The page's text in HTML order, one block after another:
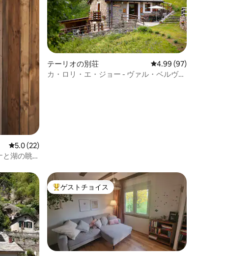
レビュー22件、5つ星中5.0つ星の平均評価
5.0 (22)
と湖の眺
テーリオの別荘 レビュー97件、5つ星
4.99 (97)
カ・ロリ・エ・ジョー - ヴァル・ベルヴィ
大好評のゲストチョイスです。
ゲストチョイス